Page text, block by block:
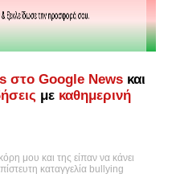
στο Google News και
με καθημερινή
μου και της είπαν να κάνει
καταγγελία bullying